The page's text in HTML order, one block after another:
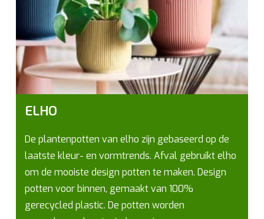
ELHO
De plantenpotten van elho zijn gebaseerd op de
laatste kleur- en vormtrends. Afval gebruikt elho
om de mooiste design potten te maken. Design
potten voor binnen, gemaakt van 100%
gerecycled plastic. De potten worden